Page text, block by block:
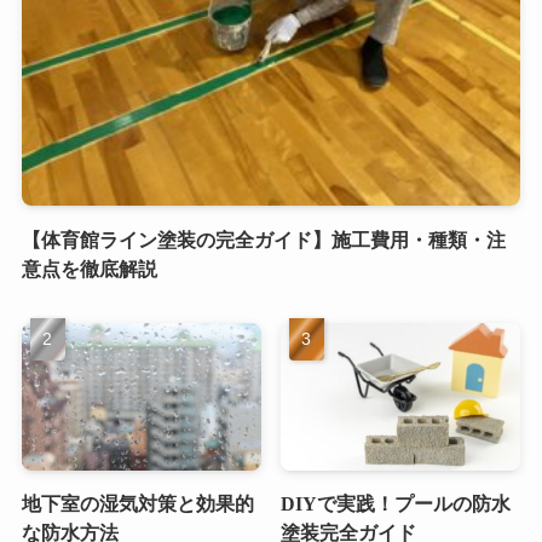
【体育館ライン塗装の完全ガイド】施工費用・種類・注
意点を徹底解説
地下室の湿気対策と効果的
な防水方法
DIYで実践！プールの防水
塗装完全ガイド